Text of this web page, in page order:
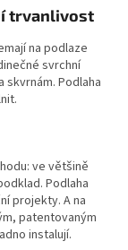
trvanlivost
na podlaze
svrchní
skvrnám. Podlaha
ve většině
Podlaha
projekty. A na
patentovaným
instalují.